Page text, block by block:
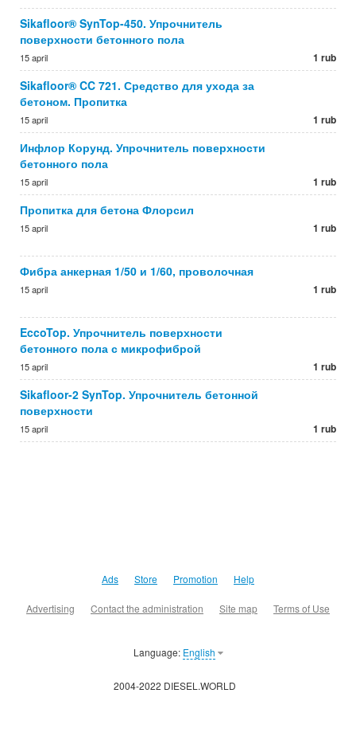
Sikafloor® SynTop-450. Упрочнитель
поверхности бетонного пола
15 april 1 rub
Sikafloor® CC 721. Средство для ухода за
бетоном. Пропитка
15 april 1 rub
Инфлор Корунд. Упрочнитель поверхности
бетонного пола
15 april 1 rub
Пропитка для бетона Флорсил
15 april 1 rub
Фибра анкерная 1/50 и 1/60, проволочная
15 april 1 rub
EccoTop. Упрочнитель поверхности
бетонного пола с микрофиброй
15 april 1 rub
Sikafloor-2 SynTop. Упрочнитель бетонной
поверхности
15 april 1 rub
Ads Store Promotion Help
Advertising Contact the administration Site map Terms of Use
Language: English
2004-2022 DIESEL.WORLD